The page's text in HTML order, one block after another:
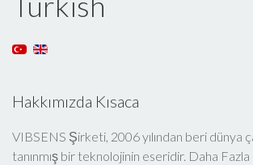
Hakkımızda Kısaca
VIBSENS Şirketi, 2006 yılından beri dünya
tanınmış bir teknolojinin eseridir. Daha Fazla